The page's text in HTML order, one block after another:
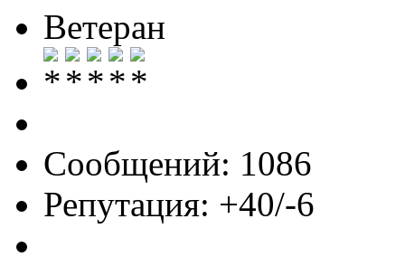
Ветеран
Сообщений: 1086
Репутация: +40/-6